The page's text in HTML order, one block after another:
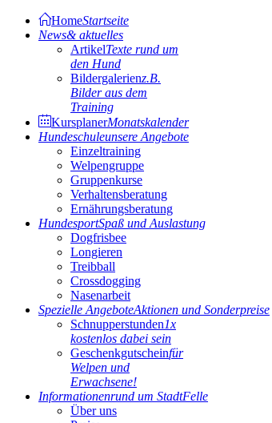
HomeStartseite
News& aktuelles
ArtikelTexte rund um
den Hund
Bildergalerienz.B.
Bilder aus dem
Training
KursplanerMonatskalender
Hundeschuleunsere Angebote
Einzeltraining
Welpengruppe
Gruppenkurse
Verhaltensberatung
Ernährungsberatung
HundesportSpaß und Auslastung
Dogfrisbee
Longieren
Treibball
Crossdogging
Nasenarbeit
Spezielle AngeboteAktionen und Sonderpreise
Schnupperstunden1x
kostenlos dabei sein
Geschenkgutscheinfür
Welpen und
Erwachsene!
Informationenrund um StadtFelle
Über uns